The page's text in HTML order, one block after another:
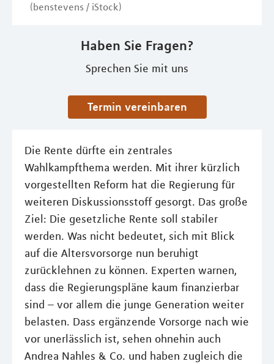
(benstevens / iStock)
Haben Sie Fragen?
Sprechen Sie mit uns
Termin vereinbaren
Die Rente dürfte ein zentrales
Wahlkampfthema werden. Mit ihrer kürzlich
vorgestellten Reform hat die Regierung für
weiteren Diskussionsstoff gesorgt. Das große
Ziel: Die gesetzliche Rente soll stabiler
werden. Was nicht bedeutet, sich mit Blick
auf die Altersvorsorge nun beruhigt
zurücklehnen zu können. Experten warnen,
dass die Regierungspläne kaum finanzierbar
sind – vor allem die junge Generation weiter
belasten. Dass ergänzende Vorsorge nach wie
vor unerlässlich ist, sehen ohnehin auch
Andrea Nahles & Co. und haben zugleich die